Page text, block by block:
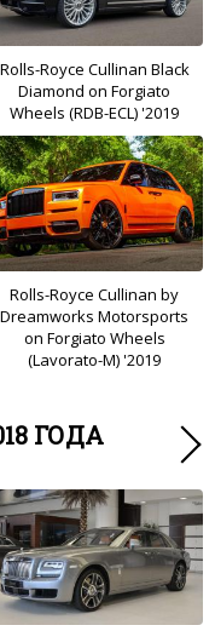
Rolls-Royce Cullinan Black
Diamond on Forgiato
Wheels (RDB-ECL) '2019
Rolls-Royce Cullinan by
Dreamworks Motorsports
on Forgiato Wheels
(Lavorato-M) '2019
ГОДА